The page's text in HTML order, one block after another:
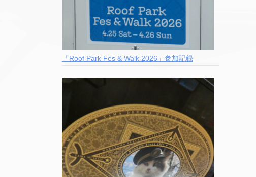
「Roof Park Fes & Walk 2026」参加記録